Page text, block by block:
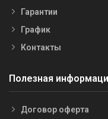
Гарантии
График
Контакты
Полезная
Договор оферта